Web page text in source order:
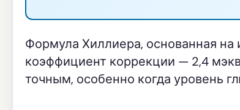
Формула Хиллиера, основанная на
коэффициент коррекции — 2,4
точным, особенно когда уровень